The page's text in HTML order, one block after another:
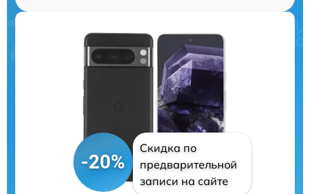
-20%
Скидка по
предварительной
записи на сайте